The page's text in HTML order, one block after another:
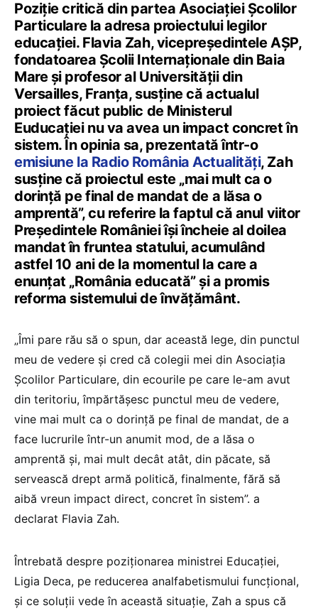
Poziție critică din partea Asociației Școlilor
Particulare la adresa proiectului legilor
educației. Flavia Zah, vicepreședintele AȘP,
fondatoarea Școlii Internaționale din Baia
Mare și profesor al Universității din
Versailles, Franța, susține că actualul
proiect făcut public de Ministerul
Euducației nu va avea un impact concret în
sistem. În opinia sa, prezentată într-o
emisiune la Radio România Actualități, Zah
susține că proiectul este „mai mult ca o
dorință pe final de mandat de a lăsa o
amprentă”, cu referire la faptul că anul viitor
Președintele României își încheie al doilea
mandat în fruntea statului, acumulând
astfel 10 ani de la momentul la care a
enunțat „România educată” și a promis
reforma sistemului de învățământ.
„Îmi pare rău să o spun, dar această lege, din punctul
meu de vedere și cred că colegii mei din Asociația
Școlilor Particulare, din ecourile pe care le-am avut
din teritoriu, împărtășesc punctul meu de vedere,
vine mai mult ca o dorință pe final de mandat, de a
face lucrurile într-un anumit mod, de a lăsa o
amprentă și, mai mult decât atât, din păcate, să
servească drept armă politică, finalmente, fără să
aibă vreun impact direct, concret în sistem”. a
declarat Flavia Zah.
Întrebată despre poziționarea ministrei Educației,
Ligia Deca, pe reducerea analfabetismului funcțional,
și ce soluții vede în această situație, Zah a spus că